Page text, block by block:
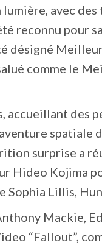
avec
reconnu pour
désigné
comme le
accueillant
spatiale
surprise a
Hideo Kojima
Sophia Lillis,
Mackie,
“Fallout”,